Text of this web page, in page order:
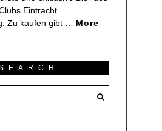
Eintracht
Zu kaufen gibt … More